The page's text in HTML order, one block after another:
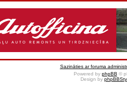
Sazināties ar foruma
Powered by phpBB ©
Design by